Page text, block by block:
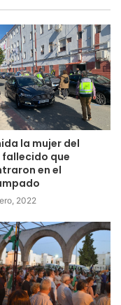
la mujer del
que
en el
2022